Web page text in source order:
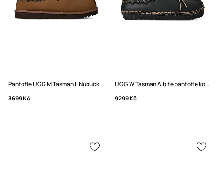
Pantofle UGG M Tasman II Nubuck
3699 Kč
UGG W Tasman Albite pantofle kožené
9299 Kč